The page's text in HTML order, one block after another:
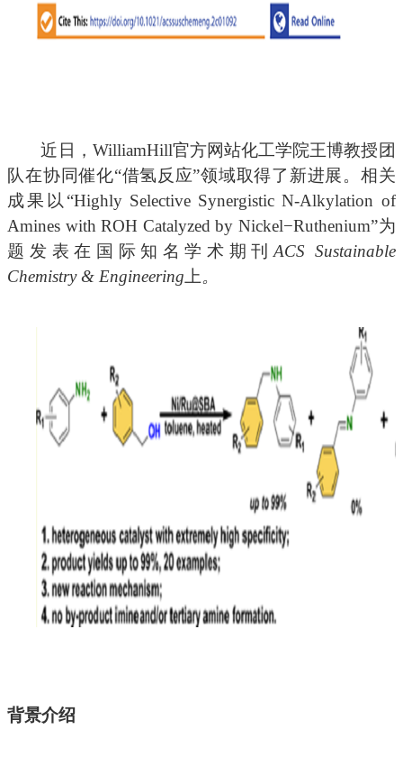
近日，WilliamHill官方网站化工学院王博教授团
队在协同催化“借氢反应”领域取得了新进展。相关
成果以“Highly Selective Synergistic N‑Alkylation of
Amines with ROH Catalyzed by Nickel−Ruthenium”为
题发表在国际知名学术期刊 ACS Sustainable
Chemistry & Engineering 上。
背景介绍